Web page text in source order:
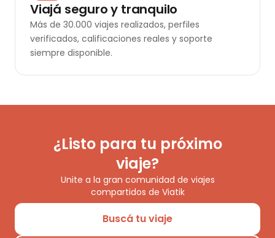
Viajá seguro y tranquilo
Más de 30.000 viajes realizados, perfiles
verificados, calificaciones reales y soporte
siempre disponible.
¿Listo para tu próximo
viaje?
Unite a la gran comunidad de viajes
compartidos de Viatik
Buscá tu viaje